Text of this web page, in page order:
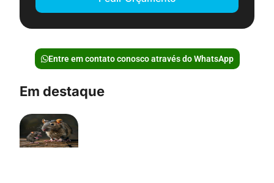
Entre em contato conosco através do WhatsApp
Em destaque